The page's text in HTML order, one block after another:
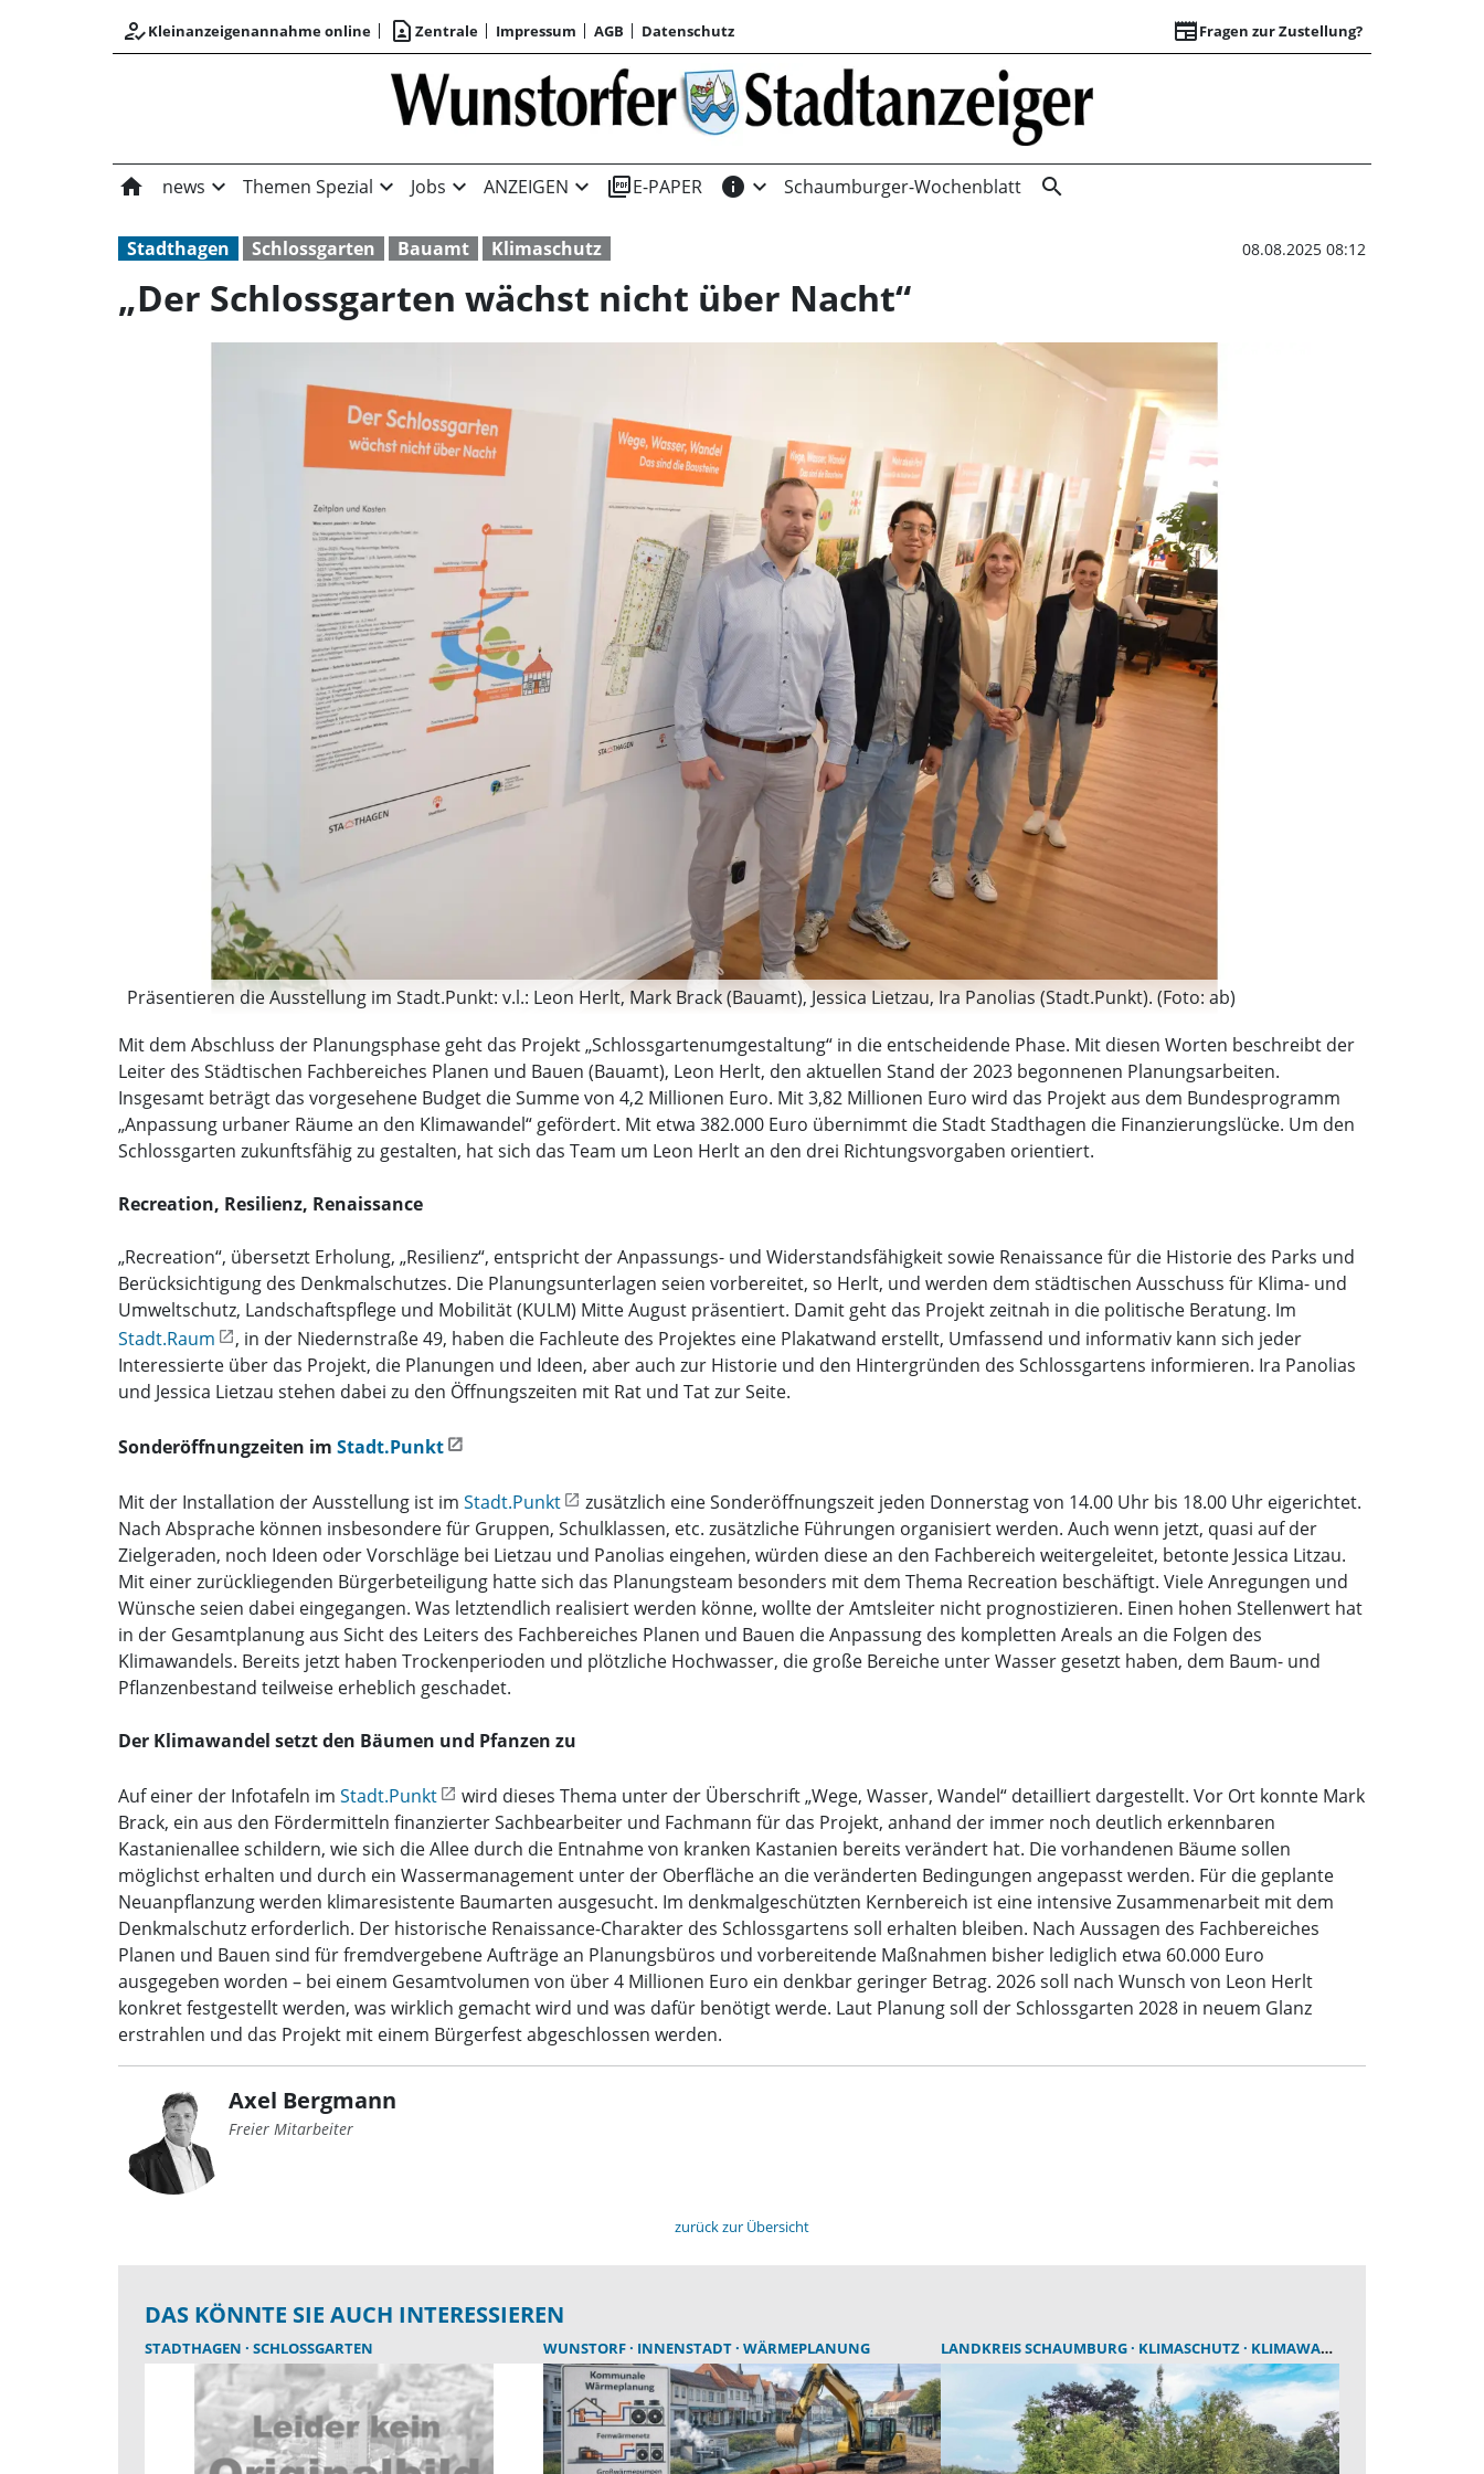
how_to_regKleinanzeigenannahme online contact_page Zentrale Impressum AGB Datenschutz newspaperFragen zur Zustellung?
„Der
home news expand_more Themen Spezial expand_more Jobs expand_more ANZEIGEN expand_more picture_as_pdfE-PAPER info expand_more Schaumburger-Wochenblatt search
Stadthagen Schlossgarten Bauamt Klimaschutz 08.08.2025 08:12
„Der Schlossgarten wächst nicht über Nacht“
Präsentieren die Ausstellung im Stadt.Punkt: v.l.: Leon Herlt, Mark Brack (Bauamt), Jessica Lietzau, Ira Panolias (Stadt.Punkt). (Foto: ab)
Mit dem Abschluss der Planungsphase geht das Projekt „Schlossgartenumgestaltung“ in die entscheidende Phase. Mit diesen Worten beschreibt der
Leiter des Städtischen Fachbereiches Planen und Bauen (Bauamt), Leon Herlt, den aktuellen Stand der 2023 begonnenen Planungsarbeiten.
Insgesamt beträgt das vorgesehene Budget die Summe von 4,2 Millionen Euro. Mit 3,82 Millionen Euro wird das Projekt aus dem Bundesprogramm
„Anpassung urbaner Räume an den Klimawandel“ gefördert. Mit etwa 382.000 Euro übernimmt die Stadt Stadthagen die Finanzierungslücke. Um den
Schlossgarten zukunftsfähig zu gestalten, hat sich das Team um Leon Herlt an den drei Richtungsvorgaben orientiert.
Recreation, Resilienz, Renaissance
„Recreation“, übersetzt Erholung, „Resilienz“, entspricht der Anpassungs- und Widerstandsfähigkeit sowie Renaissance für die Historie des Parks und
Berücksichtigung des Denkmalschutzes. Die Planungsunterlagen seien vorbereitet, so Herlt, und werden dem städtischen Ausschuss für Klima- und
Umweltschutz, Landschaftspflege und Mobilität (KULM) Mitte August präsentiert. Damit geht das Projekt zeitnah in die politische Beratung. Im
Stadt.Raum
, in der Niedernstraße 49, haben die Fachleute des Projektes eine Plakatwand erstellt, Umfassend und informativ kann sich jeder
Interessierte über das Projekt, die Planungen und Ideen, aber auch zur Historie und den Hintergründen des Schlossgartens informieren. Ira Panolias
und Jessica Lietzau stehen dabei zu den Öffnungszeiten mit Rat und Tat zur Seite.
Sonderöffnungzeiten im Stadt.Punkt
Mit der Installation der Ausstellung ist im Stadt.Punkt
zusätzlich eine Sonderöffnungszeit jeden Donnerstag von 14.00 Uhr bis 18.00 Uhr eigerichtet.
Nach Absprache können insbesondere für Gruppen, Schulklassen, etc. zusätzliche Führungen organisiert werden. Auch wenn jetzt, quasi auf der
Zielgeraden, noch Ideen oder Vorschläge bei Lietzau und Panolias eingehen, würden diese an den Fachbereich weitergeleitet, betonte Jessica Litzau.
Mit einer zurückliegenden Bürgerbeteiligung hatte sich das Planungsteam besonders mit dem Thema Recreation beschäftigt. Viele Anregungen und
Wünsche seien dabei eingegangen. Was letztendlich realisiert werden könne, wollte der Amtsleiter nicht prognostizieren. Einen hohen Stellenwert hat
in der Gesamtplanung aus Sicht des Leiters des Fachbereiches Planen und Bauen die Anpassung des kompletten Areals an die Folgen des
Klimawandels. Bereits jetzt haben Trockenperioden und plötzliche Hochwasser, die große Bereiche unter Wasser gesetzt haben, dem Baum- und
Pflanzenbestand teilweise erheblich geschadet.
Der Klimawandel setzt den Bäumen und Pfanzen zu
Auf einer der Infotafeln im Stadt.Punkt
wird dieses Thema unter der Überschrift „Wege, Wasser, Wandel“ detailliert dargestellt. Vor Ort konnte Mark
Brack, ein aus den Fördermitteln finanzierter Sachbearbeiter und Fachmann für das Projekt, anhand der immer noch deutlich erkennbaren
Kastanienallee schildern, wie sich die Allee durch die Entnahme von kranken Kastanien bereits verändert hat. Die vorhandenen Bäume sollen
möglichst erhalten und durch ein Wassermanagement unter der Oberfläche an die veränderten Bedingungen angepasst werden. Für die geplante
Neuanpflanzung werden klimaresistente Baumarten ausgesucht. Im denkmalgeschützten Kernbereich ist eine intensive Zusammenarbeit mit dem
Denkmalschutz erforderlich. Der historische Renaissance-Charakter des Schlossgartens soll erhalten bleiben. Nach Aussagen des Fachbereiches
Planen und Bauen sind für fremdvergebene Aufträge an Planungsbüros und vorbereitende Maßnahmen bisher lediglich etwa 60.000 Euro
ausgegeben worden – bei einem Gesamtvolumen von über 4 Millionen Euro ein denkbar geringer Betrag. 2026 soll nach Wunsch von Leon Herlt
konkret festgestellt werden, was wirklich gemacht wird und was dafür benötigt werde. Laut Planung soll der Schlossgarten 2028 in neuem Glanz
erstrahlen und das Projekt mit einem Bürgerfest abgeschlossen werden.
Axel Bergmann
Freier Mitarbeiter
zurück zur Übersicht
DAS KÖNNTE SIE AUCH INTERESSIEREN
STADTHAGEN SCHLOSSGARTEN WUNSTORF INNENSTADT WÄRMEPLANUNG LANDKREIS SCHAUMBURG KLIMASCHUTZ KLIMAWANDEL